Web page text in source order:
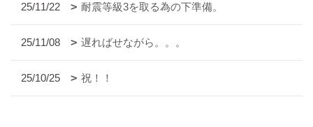
25/11/22 耐震等級3を取る為の下準備。
25/11/08 遅ればせながら。。。
25/10/25 祝！！